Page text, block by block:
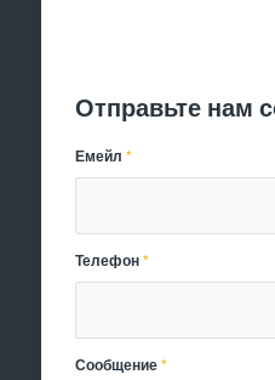
Отправьте нам
Емейл*
Телефон*
Сообщение*